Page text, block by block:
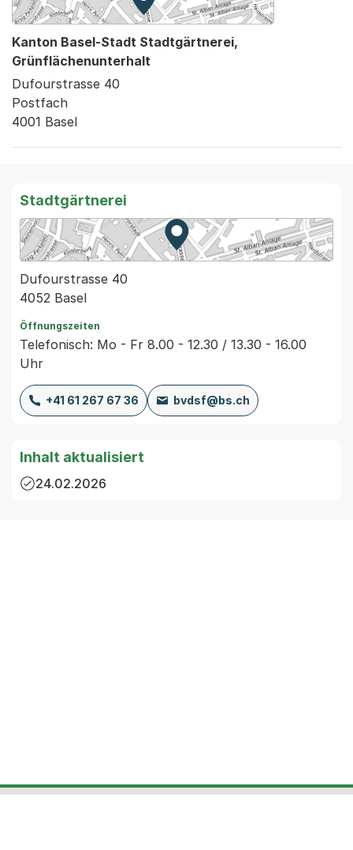
Zur Karte von MapBS.
Externer Link, wird in einem
Kanton Basel-Stadt Stadtgärtnerei,
Grünflächenunterhalt
Dufourstrasse 40
Postfach
4001 Basel
Stadtgärtnerei
Zur Karte von MapBS.
Externer Link, wird in einem
Dufourstrasse 40
4052 Basel
Öffnungszeiten
Telefonisch: Mo - Fr 8.00 - 12.30 / 13.30 - 16.00
Uhr
+41 61 267 67 36 bvdsf@bs.ch
Inhalt aktualisiert
24.02.2026